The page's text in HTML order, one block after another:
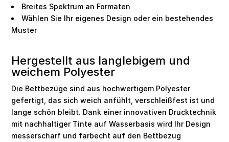
Breites Spektrum an Formaten
Wählen Sie Ihr eigenes Design oder ein bestehendes
Muster
Hergestellt aus langlebigem und
weichem Polyester
Die Bettbezüge sind aus hochwertigem Polyester
gefertigt, das sich weich anfühlt, verschleißfest ist und
lange schön bleibt. Dank einer innovativen Drucktechnik
mit nachhaltiger Tinte auf Wasserbasis wird Ihr Design
messerscharf und farbecht auf den Bettbezug